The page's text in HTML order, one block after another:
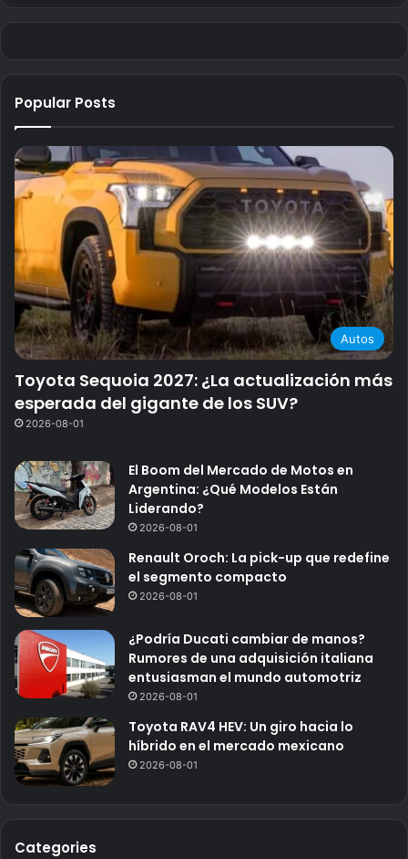
Popular Posts
Autos
Toyota Sequoia 2027: ¿La actualización más
esperada del gigante de los SUV?
2026-08-01
El Boom del Mercado de Motos en
Argentina: ¿Qué Modelos Están
Liderando?
2026-08-01
Renault Oroch: La pick-up que redefine
el segmento compacto
2026-08-01
¿Podría Ducati cambiar de manos?
Rumores de una adquisición italiana
entusiasman el mundo automotriz
2026-08-01
Toyota RAV4 HEV: Un giro hacia lo
híbrido en el mercado mexicano
2026-08-01
Categories